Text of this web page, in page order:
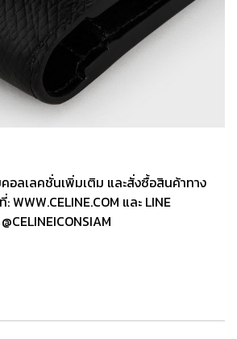
อลเลคชั่นเพิ่มเติม และสั่งซื้อสินค้าทาง
WWW.CELINE.COM และ LINE
@CELINEICONSIAM